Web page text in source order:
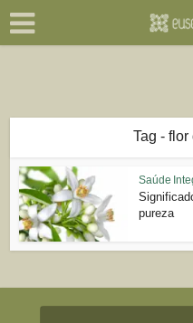
Tag -
Saúde
pureza